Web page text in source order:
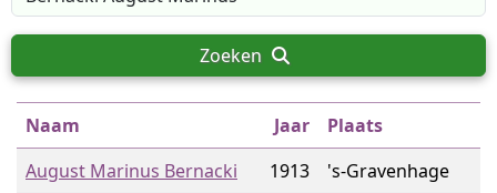
Zoeken
Naam Jaar
Plaats
August Marinus Bernacki
1913
's-Gravenhage